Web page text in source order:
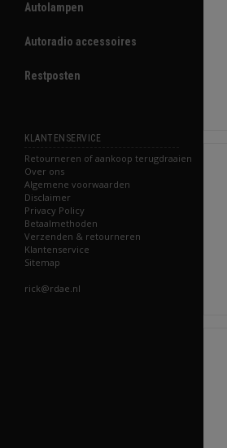
Autolampen
Autoradio accessoires
Restposten
KLANTENSERVICE
Retourneren of aankoop terugdraaien
Over ons
Algemene voorwaarden
Disclaimer
Privacy Policy
Betaalmethoden
Verzenden & retourneren
Klantenservice
Sitemap
rick@rdae.nl